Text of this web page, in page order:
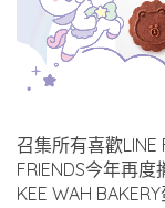
召集所有喜歡LINE
FRIENDS今年再度
KEE WAH